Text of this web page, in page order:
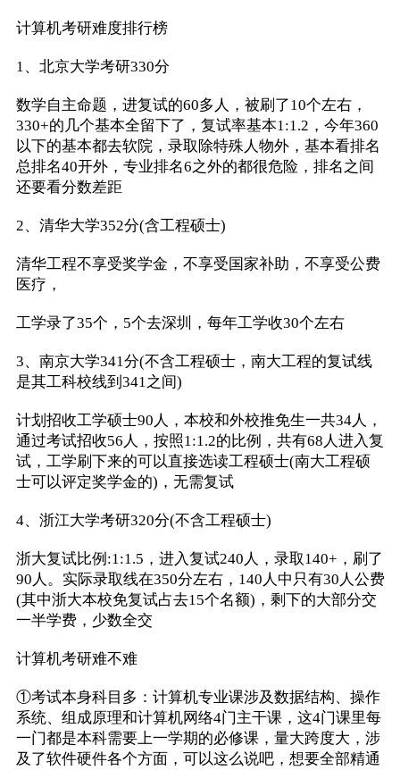
计算机考研难度排行榜
1、北京大学考研330分
数学自主命题，进复试的60多人，被刷了10个左右，
330+的几个基本全留下了，复试率基本1:1.2，今年360
以下的基本都去软院，录取除特殊人物外，基本看排名
总排名40开外，专业排名6之外的都很危险，排名之间
还要看分数差距
2、清华大学352分(含工程硕士)
清华工程不享受奖学金，不享受国家补助，不享受公费
医疗，
工学录了35个，5个去深圳，每年工学收30个左右
3、南京大学341分(不含工程硕士，南大工程的复试线
是其工科校线到341之间)
计划招收工学硕士90人，本校和外校推免生一共34人，
通过考试招收56人，按照1:1.2的比例，共有68人进入复
试，工学刷下来的可以直接选读工程硕士(南大工程硕
士可以评定奖学金的)，无需复试
4、浙江大学考研320分(不含工程硕士)
浙大复试比例:1:1.5，进入复试240人，录取140+，刷了
90人。实际录取线在350分左右，140人中只有30人公费
(其中浙大本校免复试占去15个名额)，剩下的大部分交
一半学费，少数全交
计算机考研难不难
①考试本身科目多：计算机专业课涉及数据结构、操作
系统、组成原理和计算机网络4门主干课，这4门课里每
一门都是本科需要上一学期的必修课，量大跨度大，涉
及了软件硬件各个方面，可以这么说吧，想要全部精通